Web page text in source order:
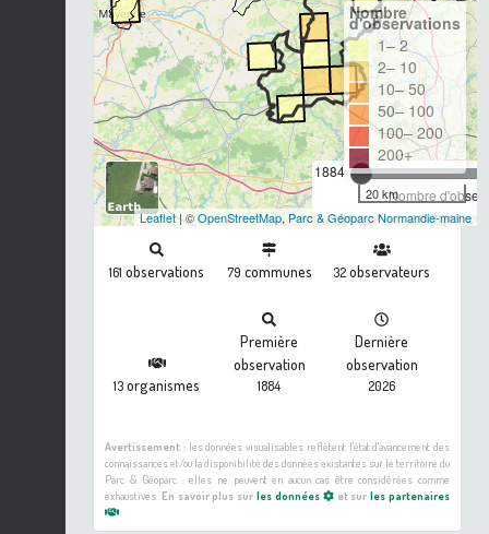
1884
Nombre
Nombre
d'observations
1– 2
2– 10
10– 50
50– 100
100– 200
200+
20 km
Leaflet| ©OpenStreetMap, Parc & Géoparc Normandie-maine
161 observations 79 communes 32observateurs
13organismes
Première
observation
1884
Dernière
observation
2026
Avertissement :les données visualisables reflètent l'état d'avancement des
connaissances et/ou la disponibilité des données existantes sur le territoire du
Parc & Géoparc : elles ne peuvent en aucun cas être considérées comme
exhaustives. En savoir plus sur les données et surles partenaires